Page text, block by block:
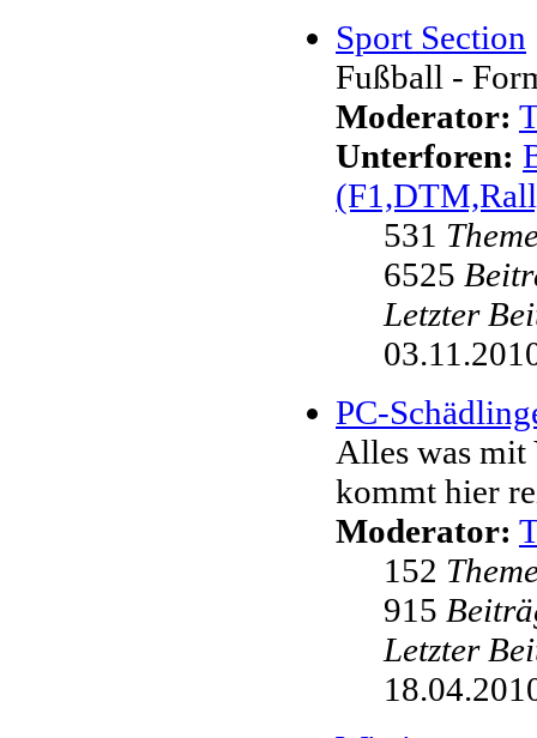
Sport Section
Fußball -
Moderator:
Unterforen:
531
6525
Letzter
PC-
Alles was mit
kommt hier
Moderator:
152
915
Letzter